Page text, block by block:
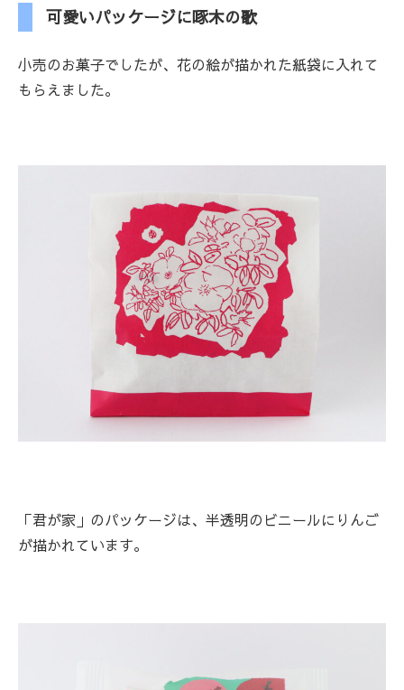
可愛いパッケージに啄木の歌
小売のお菓子でしたが、花の絵が描かれた紙袋に入れて
もらえました。
「君が家」のパッケージは、半透明のビニールにりんご
が描かれています。